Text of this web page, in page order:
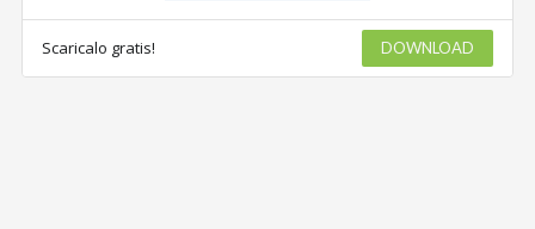
Scaricalo gratis! DOWNLOAD